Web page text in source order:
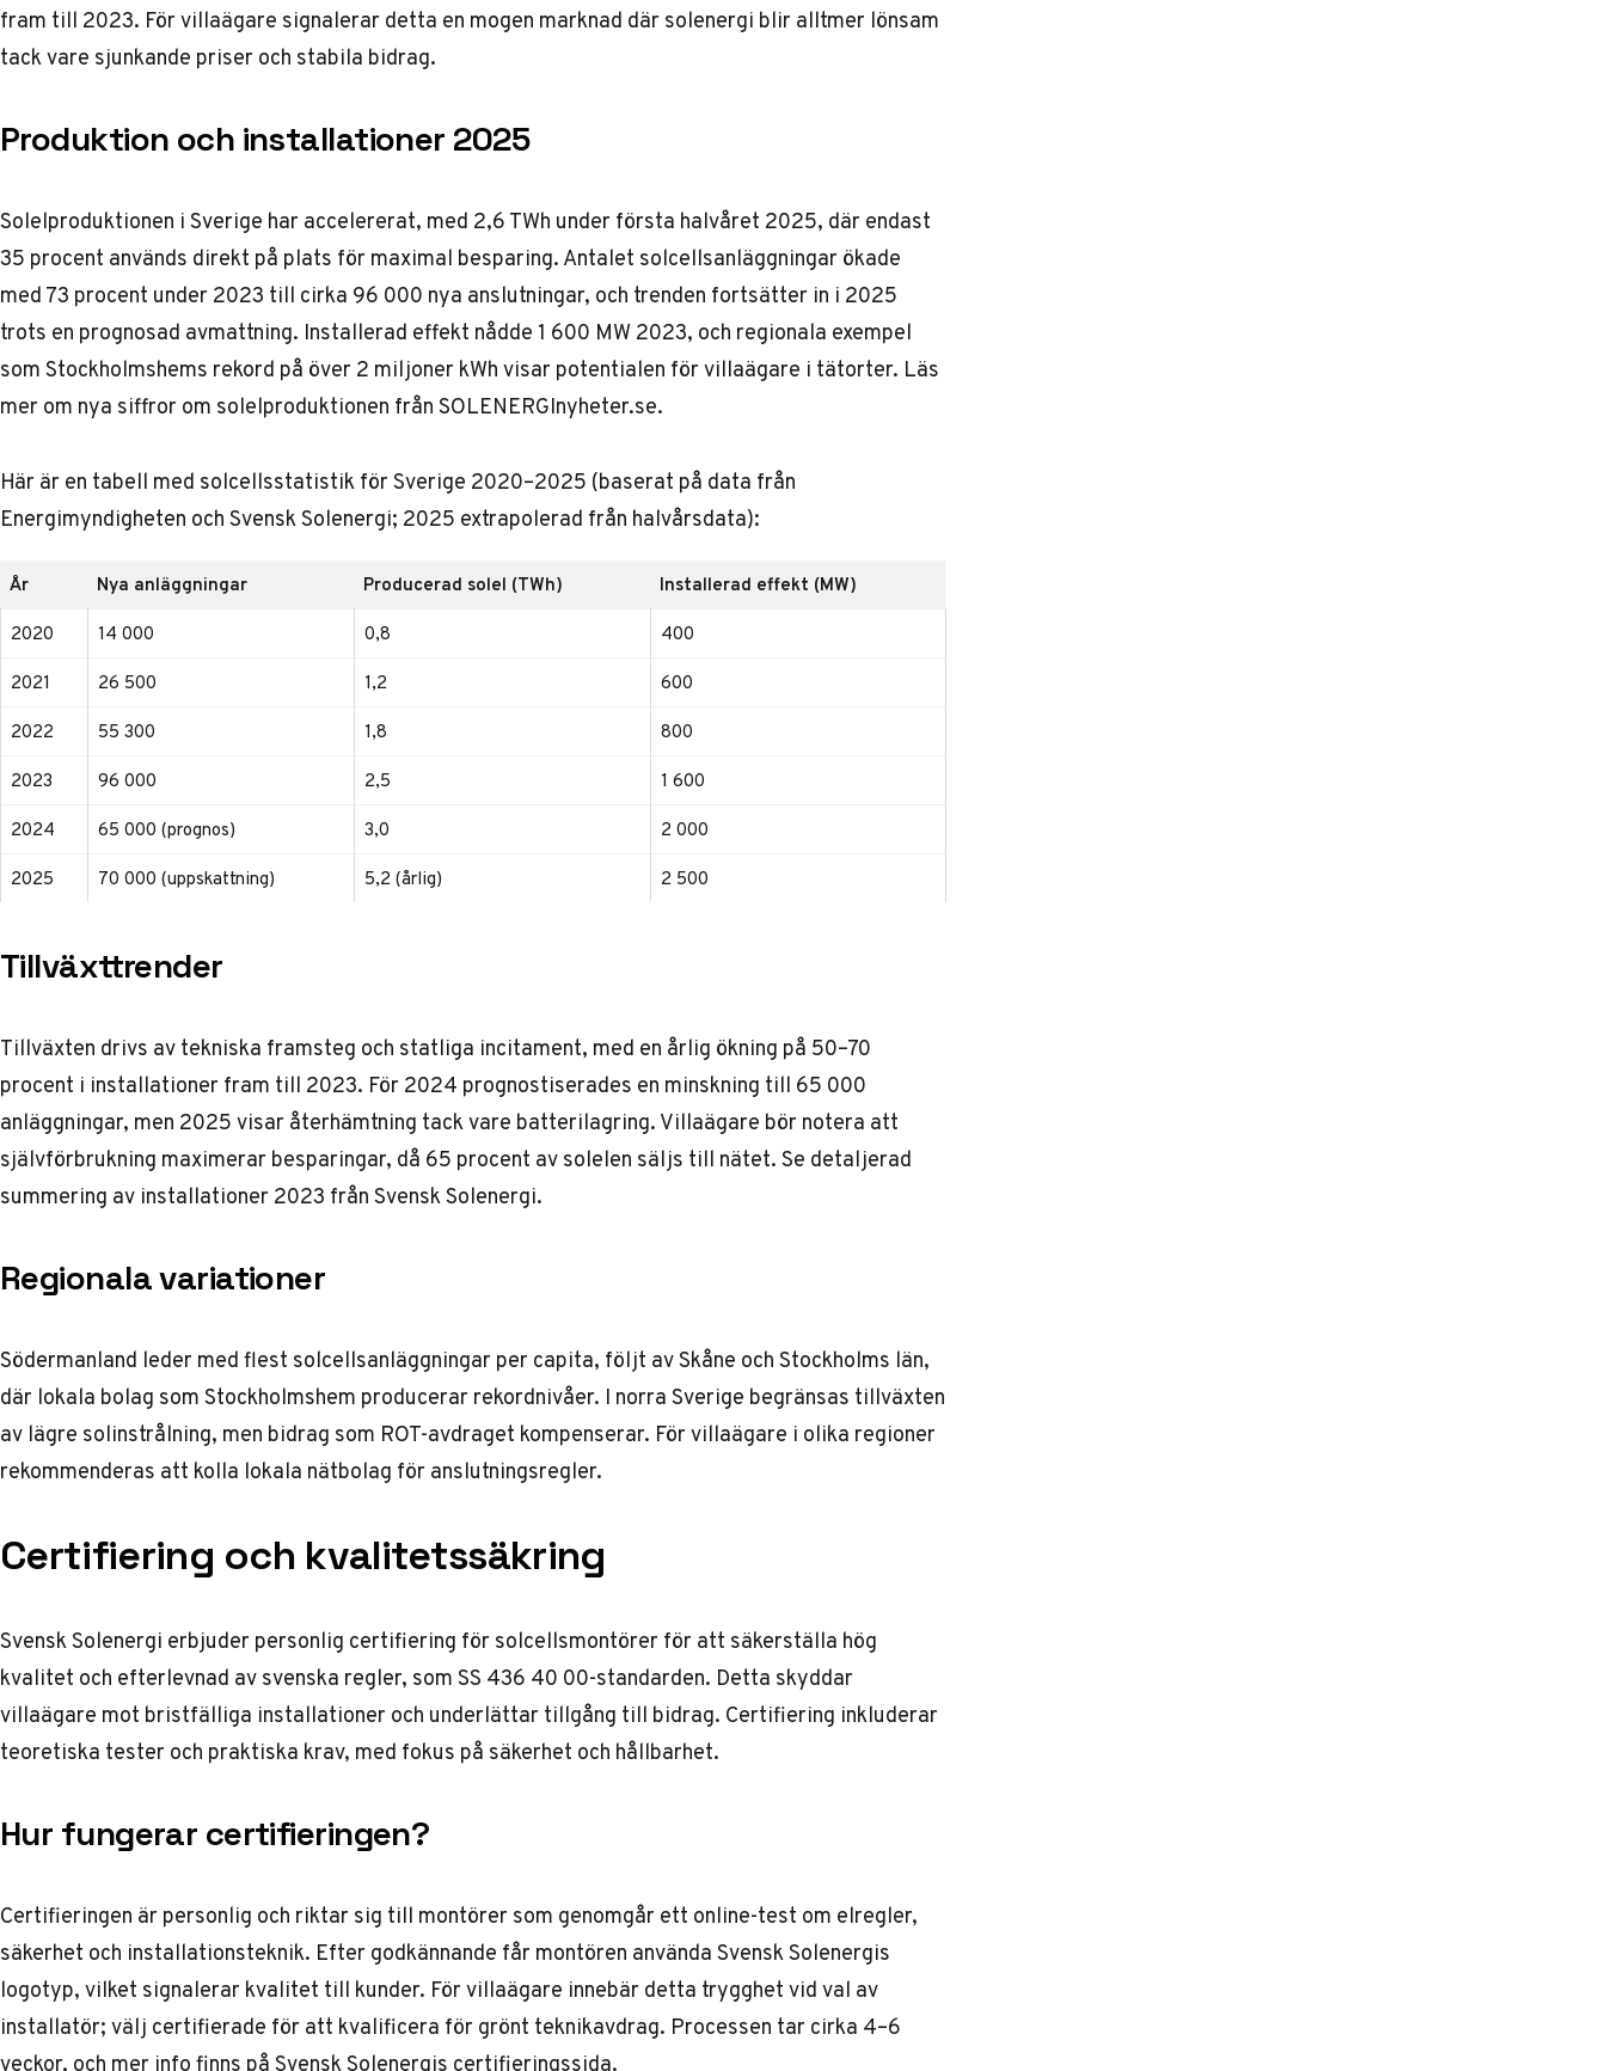
fram till 2023. För villaägare signalerar detta en mogen marknad där solenergi blir alltmer lönsam
tack vare sjunkande priser och stabila bidrag.
Produktion och installationer 2025
Solelproduktionen i Sverige har accelererat, med 2,6 TWh under första halvåret 2025, där endast
35 procent används direkt på plats för maximal besparing. Antalet solcellsanläggningar ökade
med 73 procent under 2023 till cirka 96 000 nya anslutningar, och trenden fortsätter in i 2025
trots en prognosad avmattning. Installerad effekt nådde 1 600 MW 2023, och regionala exempel
som Stockholmshems rekord på över 2 miljoner kWh visar potentialen för villaägare i tätorter. Läs
mer om nya siffror om solelproduktionen från SOLENERGInyheter.se.
Här är en tabell med solcellsstatistik för Sverige 2020–2025 (baserat på data från
Energimyndigheten och Svensk Solenergi; 2025 extrapolerad från halvårsdata):
År Nya anläggningar Producerad solel (TWh)
Installerad effekt (MW)
2020
14 000 0,8
400
2021
26 500 1,2
600
2022
55 300 1,8
800
2023
96 000 2,5
1 600
2024
65 000 (prognos) 3,0
2 000
2025
70 000 (uppskattning) 5,2 (årlig) 2 500
Tillväxttrender
Tillväxten drivs av tekniska framsteg och statliga incitament, med en årlig ökning på 50–70
procent i installationer fram till 2023. För 2024 prognostiserades en minskning till 65 000
anläggningar, men 2025 visar återhämtning tack vare batterilagring. Villaägare bör notera att
självförbrukning maximerar besparingar, då 65 procent av solelen säljs till nätet. Se detaljerad
summering av installationer 2023 från Svensk Solenergi.
Regionala variationer
Södermanland leder med flest solcellsanläggningar per capita, följt av Skåne och Stockholms län,
där lokala bolag som Stockholmshem producerar rekordnivåer. I norra Sverige begränsas tillväxten
av lägre solinstrålning, men bidrag som ROT-avdraget kompenserar. För villaägare i olika regioner
rekommenderas att kolla lokala nätbolag för anslutningsregler.
Certifiering och kvalitetssäkring
Svensk Solenergi erbjuder personlig certifiering för solcellsmontörer för att säkerställa hög
kvalitet och efterlevnad av svenska regler, som SS 436 40 00-standarden. Detta skyddar
villaägare mot bristfälliga installationer och underlättar tillgång till bidrag. Certifiering inkluderar
teoretiska tester och praktiska krav, med fokus på säkerhet och hållbarhet.
Hur fungerar certifieringen?
Certifieringen är personlig och riktar sig till montörer som genomgår ett online-test om elregler,
säkerhet och installationsteknik. Efter godkännande får montören använda Svensk Solenergis
logotyp, vilket signalerar kvalitet till kunder. För villaägare innebär detta trygghet vid val av
installatör; välj certifierade för att kvalificera för grönt teknikavdrag. Processen tar cirka 4–6
veckor, och mer info finns påSvensk Solenergis certifieringssida.